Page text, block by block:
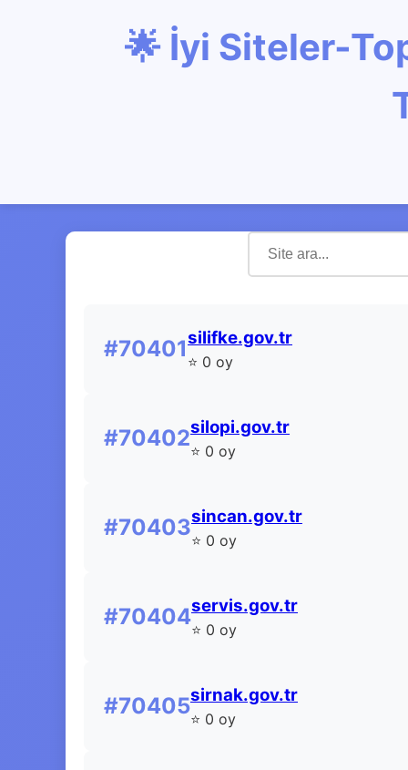
🌟 İyi Siteler-
#70401silifke.gov.tr
⭐ 0 oy
#70402silopi.gov.tr
⭐ 0 oy
#70403sincan.gov.tr
⭐ 0 oy
#70404servis.gov.tr
⭐ 0 oy
#70405sirnak.gov.tr
⭐ 0 oy